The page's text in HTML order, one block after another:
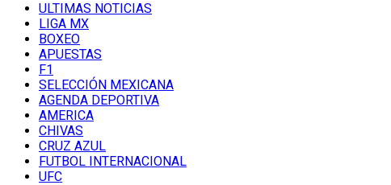
ULTIMAS NOTICIAS
LIGA MX
BOXEO
APUESTAS
F1
SELECCIÓN MEXICANA
AGENDA DEPORTIVA
AMERICA
CHIVAS
CRUZ AZUL
FUTBOL INTERNACIONAL
UFC